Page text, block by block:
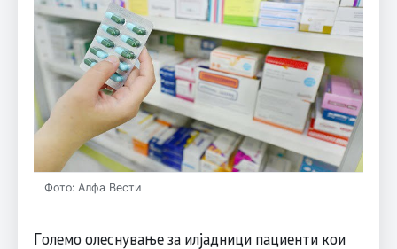
Фото: Алфа Вести
Големо олеснување за илјадници пациенти кои